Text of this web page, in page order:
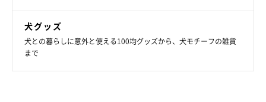
犬グッズ
犬との暮らしに意外と使える100均グッズから、犬モチーフの雑貨
まで